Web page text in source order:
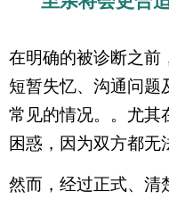
在明确的被诊断之前
短暂失忆、沟通问题
常见的情况。。尤其
困惑，因为双方都无
然而，经过正式、清